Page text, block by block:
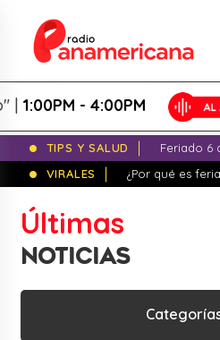
4:00PM
TIPS Y SALUD
Feriado 6
VIRALES
¿Por qué es
Últimas
NOTICIAS